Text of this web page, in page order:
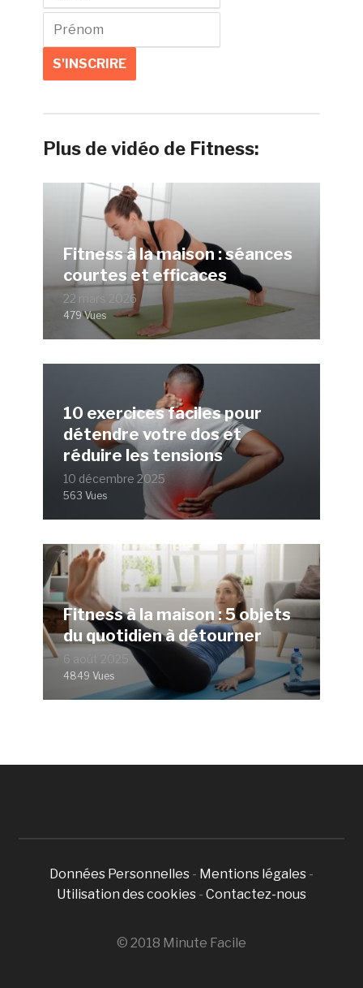
Plus de vidéo de Fitness:
Fitness à la maison : séances
courtes et efficaces
22 mars 2026
479 Vues
10 exercices faciles pour
détendre votre dos et
réduire les tensions
10 décembre 2025
563 Vues
Fitness à la maison : 5 objets
du quotidien à détourner
6 août 2025
4849 Vues
Données Personnelles - Mentions légales -
Utilisation des cookies - Contactez-nous
© 2018 Minute Facile